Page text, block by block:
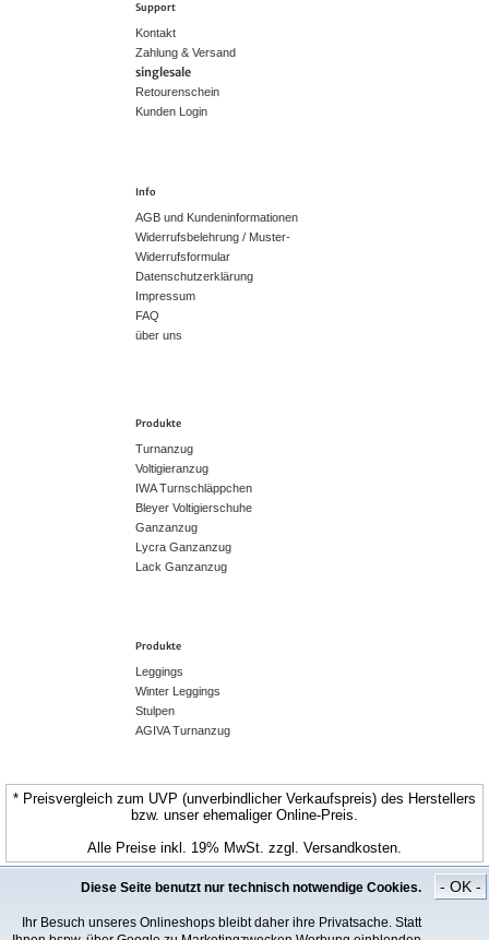
Diese Seite benutzt nur technisch notwendige Cookies.
Ihr Besuch unseres Onlineshops bleibt daher ihre Privatsache. Statt
- OK -
Support
Kontakt
Zahlung & Versand
singlesale
Retourenschein
Kunden Login
Info
AGB und Kundeninformationen
Widerrufsbelehrung / Muster-
Widerrufsformular
Datenschutzerklärung
Impressum
FAQ
über uns
Produkte
Turnanzug
Voltigieranzug
IWA Turnschläppchen
Bleyer Voltigierschuhe
Ganzanzug
Lycra Ganzanzug
Lack Ganzanzug
Produkte
Leggings
Winter Leggings
Stulpen
AGIVA Turnanzug
* Preisvergleich zum UVP (unverbindlicher Verkaufspreis) des Herstellers
bzw. unser ehemaliger Online-Preis.
Alle Preise inkl. 19% MwSt. zzgl. Versandkosten.
© CospoArt GmbH | ChamaeleonStyle.de